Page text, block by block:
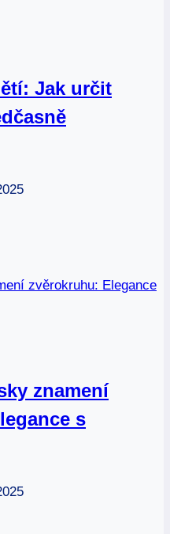
Jak určit
znamení
s